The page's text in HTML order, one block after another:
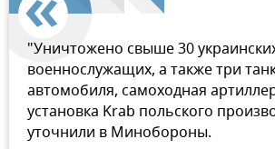
"Уничтожено свыше 30
военнослужащих, а также три
автомобиля, самоходная
установка Krab польского
уточнили в Минобороны.